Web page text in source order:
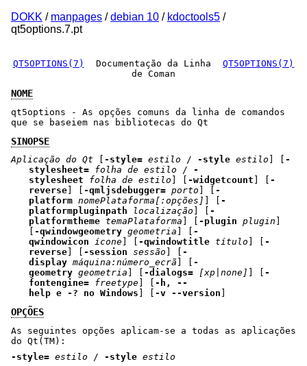
DOKK / manpages /debian 10 / kdoctools5 /
qt5options.7.pt
QT5OPTIONS(7)
Documentação da Linha
de Coman
QT5OPTIONS(7)
NOME
qt5options - As opções comuns da linha de comandos
que se baseiem nas bibliotecas do Qt
SINOPSE
Aplicação do Qt -style= estilo / -style estilo
-
stylesheet= folha de estilo / -
stylesheet
folha de estilo -widgetcount
-
reverse
-qmljsdebugger= porto
-
platform nomePlataforma[:opções]
-
platformpluginpath
localização
-
platformtheme temaPlataforma -plugin plugin
-qwindowgeometry geometria
-
qwindowicon ícone -qwindowtitle título
-
reverse
-session sessão
-
display máquina:número_ecrã
-
geometry geometria -dialogs= [xp|none]
-
fontengine= freetype
-h, --
help e -? no Windows
-v --version
OPÇÕES
As seguintes opções aplicam-se a todas as aplicações
do Qt(TM):
-style= estilo / -style estilo